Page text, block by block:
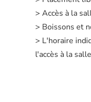
> Accès à la
> Boissons et
> L'horaire
l'accès à la